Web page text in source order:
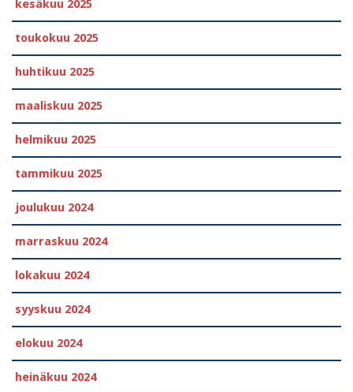
kesäkuu 2025
toukokuu 2025
huhtikuu 2025
maaliskuu 2025
helmikuu 2025
tammikuu 2025
joulukuu 2024
marraskuu 2024
lokakuu 2024
syyskuu 2024
elokuu 2024
heinäkuu 2024